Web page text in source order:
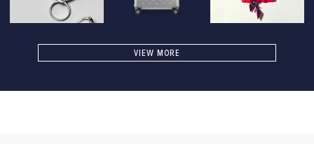
VIEW MORE